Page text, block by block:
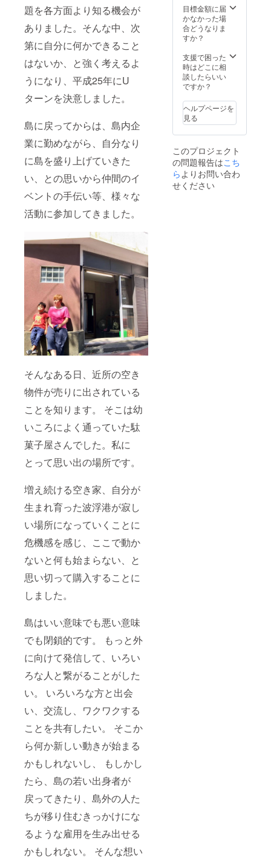
題を各方面より知る機会が
ありました。そんな中、次
第に自分に何かできること
はないか、と強く考えるよ
うになり、平成25年にU
ターンを決意しました。
島に戻ってからは、島内企
業に勤めながら、自分なり
に島を盛り上げていきた
い、との思いから仲間のイ
ベントの手伝い等、様々な
活動に参加してきました。
そんなある日、近所の空き
物件が売りに出されている
ことを知ります。 そこは幼
いころによく通っていた駄
菓子屋さんでした。私に
とって思い出の場所です。
増え続ける空き家、自分が
生まれ育った波浮港が寂し
い場所になっていくことに
危機感を感じ、ここで動か
ないと何も始まらない、と
思い切って購入することに
しました。
島はいい意味でも悪い意味
でも閉鎖的です。 もっと外
に向けて発信して、いろい
ろな人と繋がることがした
い。 いろいろな方と出会
い、交流し、ワクワクする
ことを共有したい。 そこか
ら何か新しい動きが始まる
かもしれないし、 もしかし
たら、島の若い出身者が
戻ってきたり、島外の人た
ちが移り住むきっかけにな
るような雇用を生み出せる
かもしれない。 そんな想い
地区に
て開催
予定）
※支援
ず備考
欄に施
設内に
掲示す
望のお
名前を
ご記入
くださ
泊券の
有効期
限：
2021年
3月まで
目標金額に届
かなかった場
合どうなりま
すか？
支援で困った
時はどこに相
談したらいい
ですか？
ヘルプページを
見る
このプロジェクト
の問題報告はこち
らよりお問い合わ
せください